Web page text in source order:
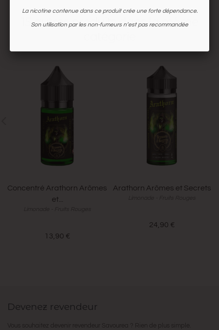
Concentré Arathorn Arômes
et...
13,90 €
Arathorn Arômes et Secrets
24,90 €
Devenez revendeur
La nicotine contenue dans ce produit crée une forte dépendance.
Son utilisation par les non-fumeurs n’est pas recommandée